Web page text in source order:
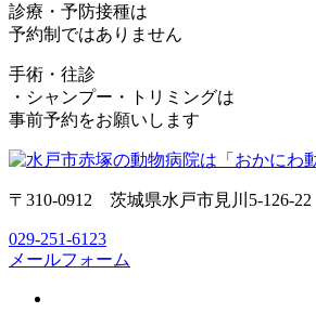
診療・予防接種は
予約制ではありません
手術・往診
・シャンプー・トリミングは
事前予約をお願いします
〒310-0912 茨城県水戸市見川5-126-22
029-251-6123
メールフォーム